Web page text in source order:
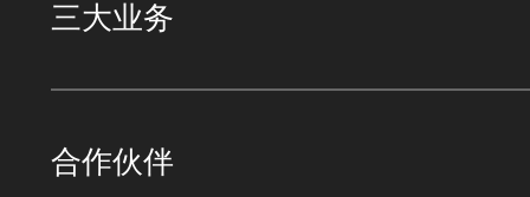
三大业务
合作伙伴